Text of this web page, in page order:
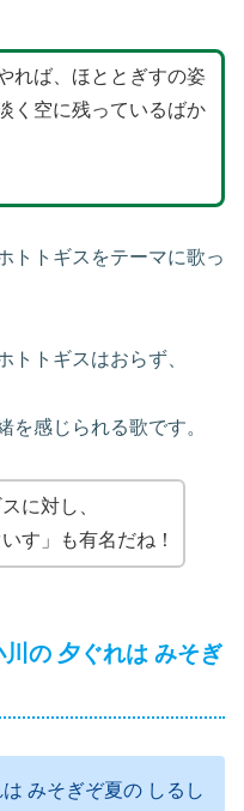
れば、ほととぎすの姿
く空に残っているばか
トトギスをテーマに歌っ
トトギスはおらず、
を感じられる歌です。
に対し、
す」も有名だね！
の 夕ぐれは みそぎ
みそぎぞ夏の しるし